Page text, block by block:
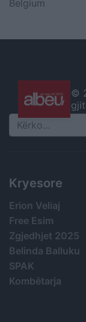
Belgium
©
Search
Kryesore
Erion Veliaj
Free Esim
Zgjedhjet 2025
Belinda Balluku
SPAK
Kombëtarja